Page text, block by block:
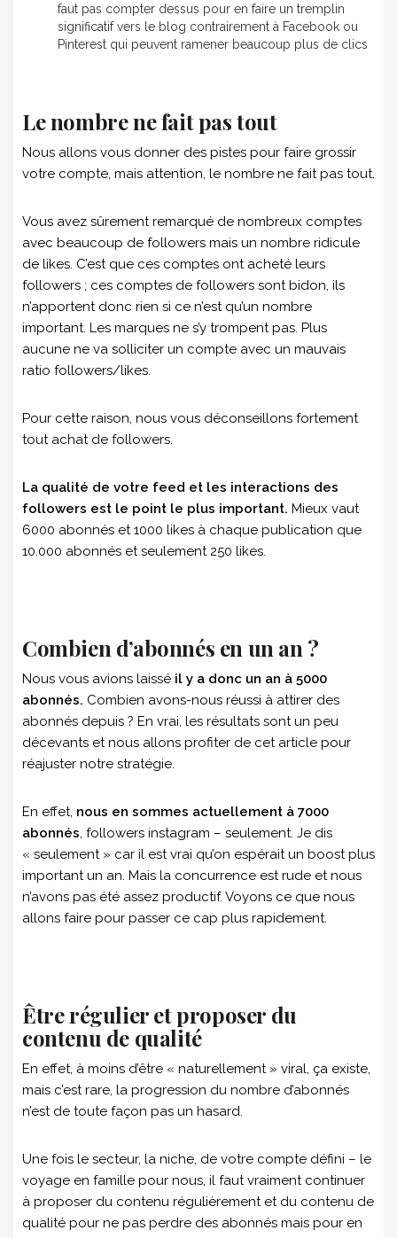
faut pas compter dessus pour en faire un tremplin
significatif vers le blog contrairement à Facebook ou
Pinterest qui peuvent ramener beaucoup plus de clics
Le nombre ne fait pas tout
Nous allons vous donner des pistes pour faire grossir
votre compte, mais attention, le nombre ne fait pas tout.
Vous avez sûrement remarqué de nombreux comptes
avec beaucoup de followers mais un nombre ridicule
de likes. C’est que ces comptes ont acheté leurs
followers ; ces comptes de followers sont bidon, ils
n’apportent donc rien si ce n’est qu’un nombre
important. Les marques ne s’y trompent pas. Plus
aucune ne va solliciter un compte avec un mauvais
ratio followers/likes.
Pour cette raison, nous vous déconseillons fortement
tout achat de followers.
La qualité de votre feed et les interactions des
followers est le point le plus important. Mieux vaut
6000 abonnés et 1000 likes à chaque publication que
10.000 abonnés et seulement 250 likes.
Combien d’abonnés en un an ?
Nous vous avions laissé il y a donc un an à 5000
abonnés. Combien avons-nous réussi à attirer des
abonnés depuis ? En vrai, les résultats sont un peu
décevants et nous allons profiter de cet article pour
réajuster notre stratégie.
En effet, nous en sommes actuellement à 7000
abonnés, followers instagram – seulement. Je dis
« seulement » car il est vrai qu’on espérait un boost plus
important un an. Mais la concurrence est rude et nous
n’avons pas été assez productif. Voyons ce que nous
allons faire pour passer ce cap plus rapidement.
Être régulier et proposer du
contenu de qualité
En effet, à moins d’être « naturellement » viral, ça existe,
mais c’est rare, la progression du nombre d’abonnés
n’est de toute façon pas un hasard.
Une fois le secteur, la niche, de votre compte défini – le
voyage en famille pour nous, il faut vraiment continuer
à proposer du contenu régulièrement et du contenu de
qualité pour ne pas perdre des abonnés mais pour en